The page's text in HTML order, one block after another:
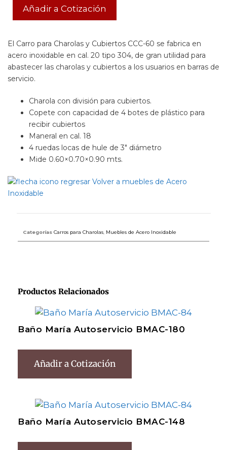
Añadir a Cotización
El Carro para Charolas y Cubiertos CCC-60 se fabrica en
acero inoxidable en cal. 20 tipo 304, de gran utilidad para
abastecer las charolas y cubiertos a los usuarios en barras de
servicio.
Charola con división para cubiertos.
Copete con capacidad de 4 botes de plástico para
recibir cubiertos
Maneral en cal. 18
4 ruedas locas de hule de 3″ diámetro
Mide 0.60×0.70×0.90 mts.
Volver a muebles de Acero
Inoxidable
Categorías Carros para Charolas Muebles de Acero Inoxidable
Productos Relacionados
Baño María Autoservicio BMAC-180
Añadir a Cotización
Baño María Autoservicio BMAC-148